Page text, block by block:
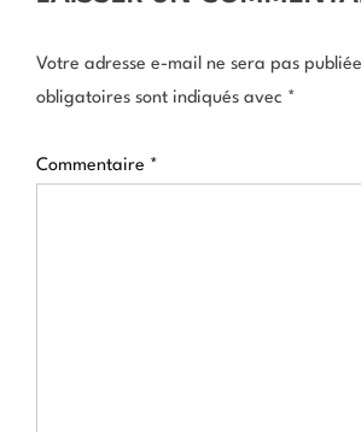
Votre adresse e-mail ne sera pas
obligatoires sont indiqués avec *
Commentaire *